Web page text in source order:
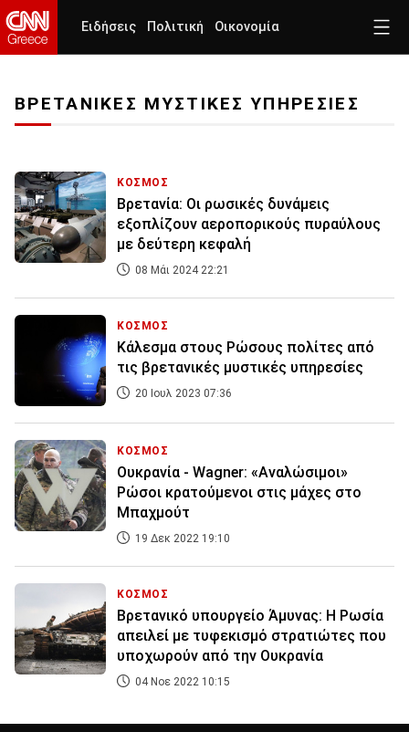
Ειδήσεις Πολιτική Οικονομία
ΒΡΕΤΑΝΙΚΕΣ ΜΥΣΤΙΚΕΣ ΥΠΗΡΕΣΙΕΣ
ΚΟΣΜΟΣ
Βρετανία: Οι ρωσικές δυνάμεις
εξοπλίζουν αεροπορικούς πυραύλους
με δεύτερη κεφαλή
08 Μάι 2024 22:21
ΚΟΣΜΟΣ
Κάλεσμα στους Ρώσους πολίτες από
τις βρετανικές μυστικές υπηρεσίες
20 Ιουλ 2023 07:36
ΚΟΣΜΟΣ
Ουκρανία - Wagner: «Αναλώσιμοι»
Ρώσοι κρατούμενοι στις μάχες στο
Μπαχμούτ
19 Δεκ 2022 19:10
ΚΟΣΜΟΣ
Βρετανικό υπουργείο Άμυνας: Η Ρωσία
απειλεί με τυφεκισμό στρατιώτες που
υποχωρούν από την Ουκρανία
04 Νοε 2022 10:15